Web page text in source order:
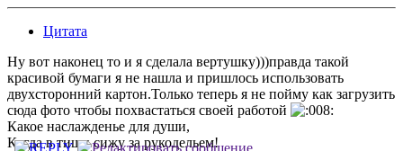
Цитата
Ну вот наконец то и я сделала вертушку)))правда такой
красивой бумаги я не нашла и пришлось использовать
двухсторонний картон.Только теперь я не пойму как загрузить
сюда фото чтобы похвастаться своей работой
Какое наслажденье для души,
Когда в тиши сижу за рукодельем!